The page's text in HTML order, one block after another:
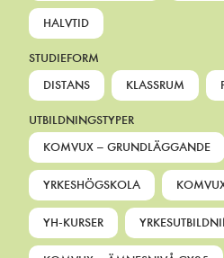
HALVTID
STUDIEFORM
DISTANS
KLASSRUM
UTBILDNINGSTYPER
KOMVUX – GRUNDLÄGGANDE
YRKESHÖGSKOLA
YH-KURSER